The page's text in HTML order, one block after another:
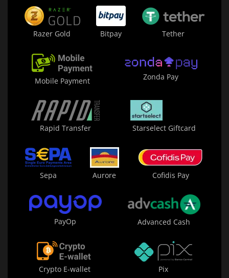
Razer Gold Bitpay Tether
Mobile Payment Zonda Pay
Rapid Transfer Starselect Giftcard
Sepa Aurore Cofidis Pay
PayOp Advanced Cash
Crypto E-wallet Pix